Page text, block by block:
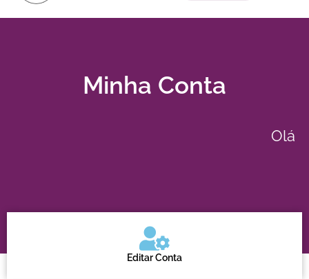
Minha Conta
Olá
Editar Conta